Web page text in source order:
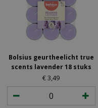
Bolsius geurtheelicht true
scents lavender 18 stuks
€3,49